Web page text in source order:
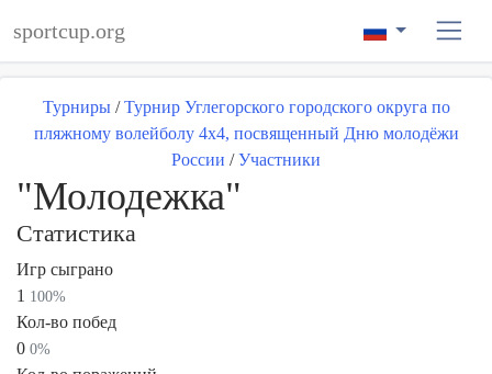
sportcup.org
Турниры / Турнир Углегорского городского округа по
пляжному волейболу 4х4, посвященный Дню молодёжи
России / Участники
"Молодежка"
Статистика
Игр сыграно
1 100%
Кол-во побед
0 0%